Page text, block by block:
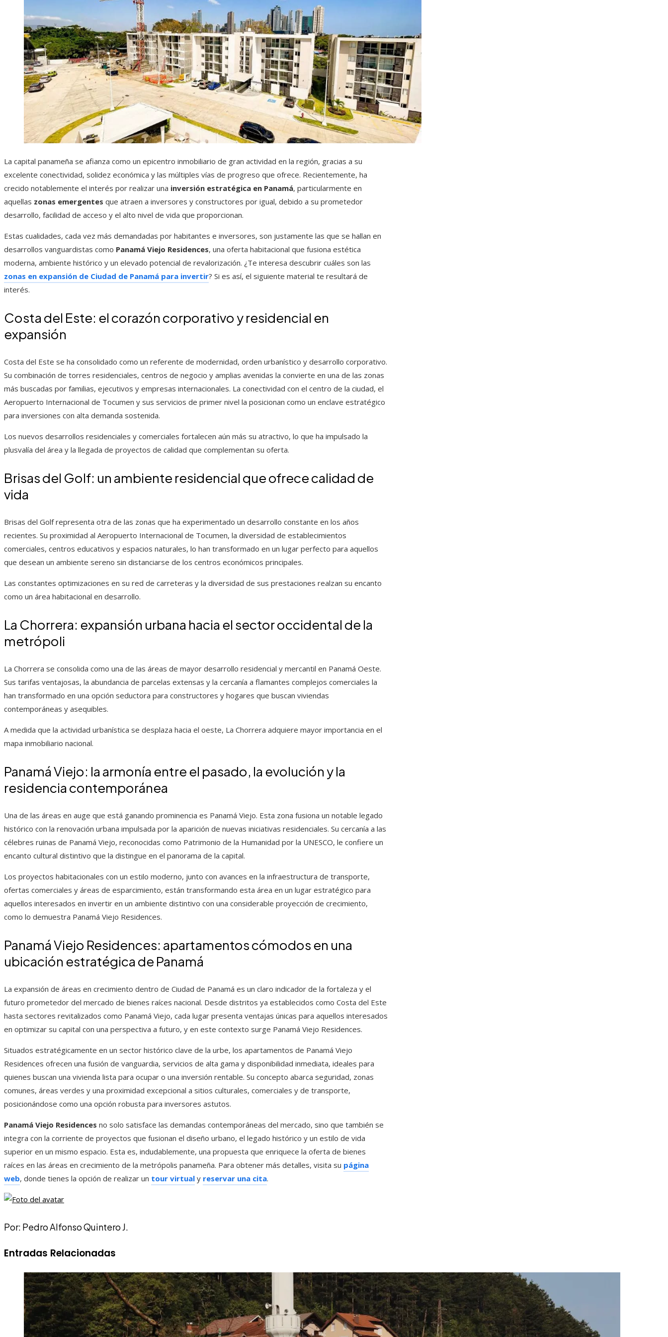
La capital panameña se afianza como un epicentro inmobiliario de gran actividad en la región, gracias a su
excelente conectividad, solidez económica y las múltiples vías de progreso que ofrece. Recientemente, ha
crecido notablemente el interés por realizar una inversión estratégica en Panamá, particularmente en
aquellas zonas emergentes que atraen a inversores y constructores por igual, debido a su prometedor
desarrollo, facilidad de acceso y el alto nivel de vida que proporcionan.
Estas cualidades, cada vez más demandadas por habitantes e inversores, son justamente las que se hallan en
desarrollos vanguardistas como Panamá Viejo Residences, una oferta habitacional que fusiona estética
moderna, ambiente histórico y un elevado potencial de revalorización. ¿Te interesa descubrir cuáles son las
zonas en expansión de Ciudad de Panamá para invertir? Si es así, el siguiente material te resultará de
interés.
Costa del Este: el corazón corporativo y residencial en
expansión
Costa del Este se ha consolidado como un referente de modernidad, orden urbanístico y desarrollo corporativo.
Su combinación de torres residenciales, centros de negocio y amplias avenidas la convierte en una de las zonas
más buscadas por familias, ejecutivos y empresas internacionales. La conectividad con el centro de la ciudad, el
Aeropuerto Internacional de Tocumen y sus servicios de primer nivel la posicionan como un enclave estratégico
para inversiones con alta demanda sostenida.
Los nuevos desarrollos residenciales y comerciales fortalecen aún más su atractivo, lo que ha impulsado la
plusvalía del área y la llegada de proyectos de calidad que complementan su oferta.
Brisas del Golf: un ambiente residencial que ofrece calidad de
vida
Brisas del Golf representa otra de las zonas que ha experimentado un desarrollo constante en los años
recientes. Su proximidad al Aeropuerto Internacional de Tocumen, la diversidad de establecimientos
comerciales, centros educativos y espacios naturales, lo han transformado en un lugar perfecto para aquellos
que desean un ambiente sereno sin distanciarse de los centros económicos principales.
Las constantes optimizaciones en su red de carreteras y la diversidad de sus prestaciones realzan su encanto
como un área habitacional en desarrollo.
La Chorrera: expansión urbana hacia el sector occidental de la
metrópoli
La Chorrera se consolida como una de las áreas de mayor desarrollo residencial y mercantil en Panamá Oeste.
Sus tarifas ventajosas, la abundancia de parcelas extensas y la cercanía a flamantes complejos comerciales la
han transformado en una opción seductora para constructores y hogares que buscan viviendas
contemporáneas y asequibles.
A medida que la actividad urbanística se desplaza hacia el oeste, La Chorrera adquiere mayor importancia en el
mapa inmobiliario nacional.
Panamá Viejo: la armonía entre el pasado, la evolución y la
residencia contemporánea
Una de las áreas en auge que está ganando prominencia es Panamá Viejo. Esta zona fusiona un notable legado
histórico con la renovación urbana impulsada por la aparición de nuevas iniciativas residenciales. Su cercanía a las
célebres ruinas de Panamá Viejo, reconocidas como Patrimonio de la Humanidad por la UNESCO, le confiere un
encanto cultural distintivo que la distingue en el panorama de la capital.
Los proyectos habitacionales con un estilo moderno, junto con avances en la infraestructura de transporte,
ofertas comerciales y áreas de esparcimiento, están transformando esta área en un lugar estratégico para
aquellos interesados en invertir en un ambiente distintivo con una considerable proyección de crecimiento,
como lo demuestra Panamá Viejo Residences.
Panamá Viejo Residences: apartamentos cómodos en una
ubicación estratégica de Panamá
La expansión de áreas en crecimiento dentro de Ciudad de Panamá es un claro indicador de la fortaleza y el
futuro prometedor del mercado de bienes raíces nacional. Desde distritos ya establecidos como Costa del Este
hasta sectores revitalizados como Panamá Viejo, cada lugar presenta ventajas únicas para aquellos interesados
en optimizar su capital con una perspectiva a futuro, y en este contexto surge Panamá Viejo Residences.
Situados estratégicamente en un sector histórico clave de la urbe, los apartamentos de Panamá Viejo
Residences ofrecen una fusión de vanguardia, servicios de alta gama y disponibilidad inmediata, ideales para
quienes buscan una vivienda lista para ocupar o una inversión rentable. Su concepto abarca seguridad, zonas
comunes, áreas verdes y una proximidad excepcional a sitios culturales, comerciales y de transporte,
posicionándose como una opción robusta para inversores astutos.
Panamá Viejo Residences no solo satisface las demandas contemporáneas del mercado, sino que también se
integra con la corriente de proyectos que fusionan el diseño urbano, el legado histórico y un estilo de vida
superior en un mismo espacio. Esta es, indudablemente, una propuesta que enriquece la oferta de bienes
raíces en las áreas en crecimiento de la metrópolis panameña. Para obtener más detalles, visita su página
web, donde tienes la opción de realizar un tour virtual y reservar una cita.
Por: Pedro Alfonso Quintero J.
Entradas Relacionadas